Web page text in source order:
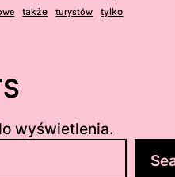
także turystów tylko
wyświetlenia.